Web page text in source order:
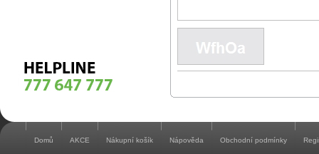
Domů AKCE Nákupní košík Nápověda Obchodní podmínky